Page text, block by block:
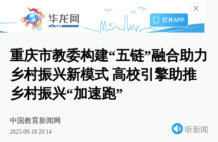
重庆市教委构建“五链”融合助力
乡村振兴新模式 高校引擎助推
乡村振兴“加速跑”
中国教育新闻网
2025-09-18 20:14 听新闻